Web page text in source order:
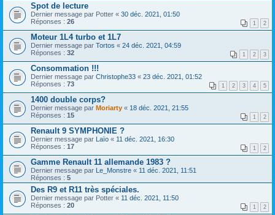
Spot de lecture
Dernier message par Potter « 30 déc. 2021, 01:50
Réponses : 26 1 2
Moteur 1L4 turbo et 1L7
Dernier message par Tortos « 24 déc. 2021, 04:59
Réponses : 32 1 2 3
Consommation !!!
Dernier message par Christophe33 « 23 déc. 2021, 01:52
Réponses : 73 1 2 3 4 5
1400 double corps?
Dernier message par Moriarty « 18 déc. 2021, 21:55
Réponses : 15 1 2
Renault 9 SYMPHONIE ?
Dernier message par Laïo « 11 déc. 2021, 16:30
Réponses : 17 1 2
Gamme Renault 11 allemande 1983 ?
Dernier message par Le_Monstre « 11 déc. 2021, 11:51
Réponses : 5
Des R9 et R11 très spéciales.
Dernier message par Potter « 11 déc. 2021, 11:50
Réponses : 20 1 2